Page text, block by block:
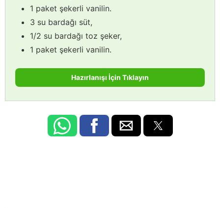
1 paket şekerli vanilin.
3 su bardağı süt,
1/2 su bardağı toz şeker,
1 paket şekerli vanilin.
Hazırlanışı İçin Tıklayın